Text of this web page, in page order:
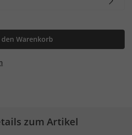
den Warenkorb
zum Artikel